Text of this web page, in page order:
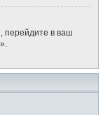
перейдите в ваш